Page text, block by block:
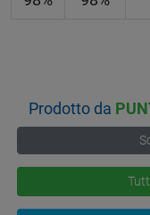
Prodotto da